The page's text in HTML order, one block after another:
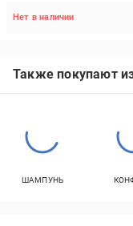
Нет в наличии
Также покупают
ШАМПУНЬ